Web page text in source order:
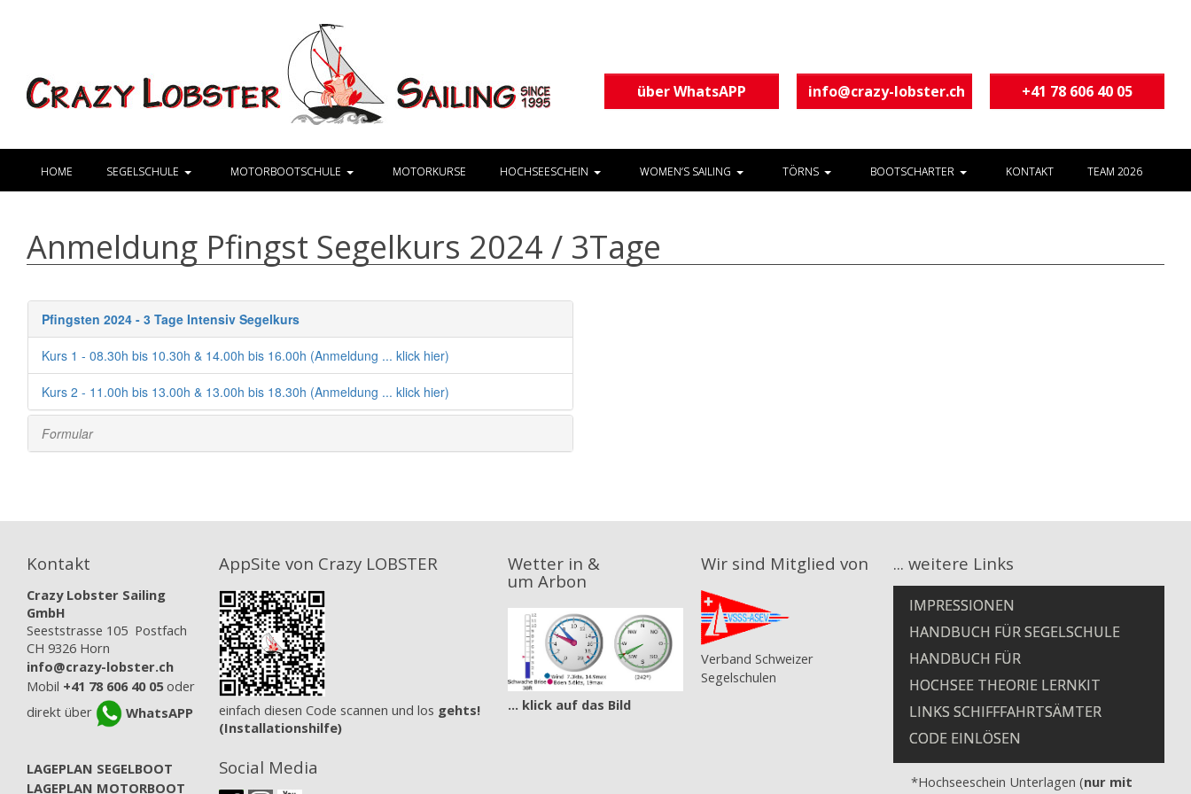
über WhatsAPP info@crazy-lobster.ch +41 78 606 40 05
HOME SEGELSCHULE MOTORBOOTSCHULE MOTORKURSE HOCHSEESCHEIN WOMEN‘S SAILING TÖRNS BOOTSCHARTER KONTAKT TEAM 2026
Anmeldung Pfingst Segelkurs 2024 / 3Tage
Kontakt
Crazy Lobster Sailing
GmbH
Seeststrasse 105 Postfach
CH 9326 Horn
info@crazy-lobster.ch
Mobil +41 78 606 40 05oder
direkt über
WhatsAPP
LAGEPLAN SEGELBOOT
LAGEPLAN MOTORBOOT
AppSite von Crazy LOBSTER
einfach diesen Code scannen und los gehts!
(Installationshilfe)
Social Media
Wetter in &
um Arbon
... klick auf das Bild
Wir sind Mitglied von
Verband Schweizer
Segelschulen
... weitere Links
IMPRESSIONEN
HANDBUCH FÜR SEGELSCHULE
HANDBUCH FÜR
MOTORBOOTSCHULE
HOCHSEE THEORIE LERNKIT
LINKS SCHIFFFAHRTSÄMTER
CODE EINLÖSEN
*Hochseeschein Unterlagen (nur mit